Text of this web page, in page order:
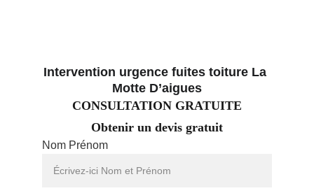
CONSULTATION GRATUITE
Obtenir un devis gratuit
Nom Prénom
Intervention urgence fuites toiture La
Motte D’aigues